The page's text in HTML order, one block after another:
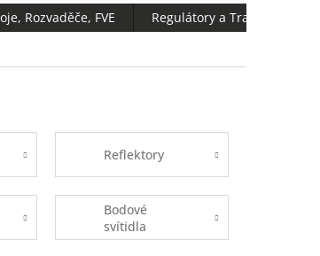
Rozvaděče, FVE
Regulátory a
Reflektory
Bodové
svítidla